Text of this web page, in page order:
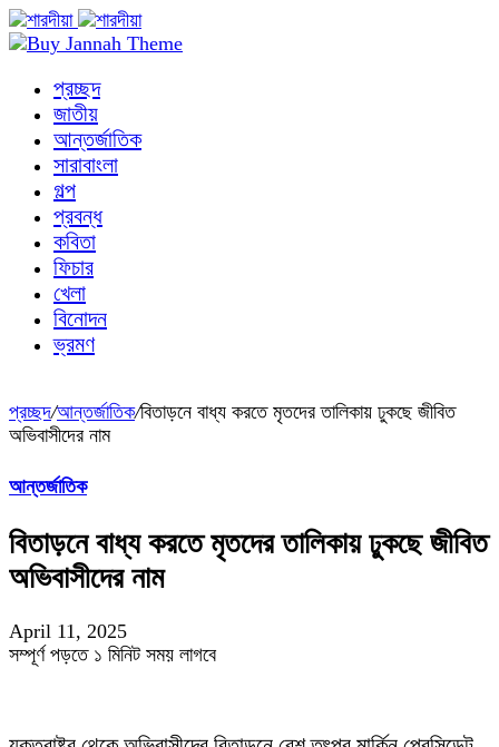
প্রচ্ছদ
জাতীয়
আন্তর্জাতিক
সারাবাংলা
গল্প
প্রবন্ধ
কবিতা
ফিচার
খেলা
বিনোদন
ভ্রমণ
প্রচ্ছদ/আন্তর্জাতিক/বিতাড়নে বাধ্য করতে মৃতদের তালিকায় ঢুকছে জীবিত
অভিবাসীদের নাম
আন্তর্জাতিক
বিতাড়নে বাধ্য করতে মৃতদের তালিকায় ঢুকছে জীবিত
অভিবাসীদের নাম
April 11, 2025
সম্পূর্ণ পড়তে ১ মিনিট সময় লাগবে